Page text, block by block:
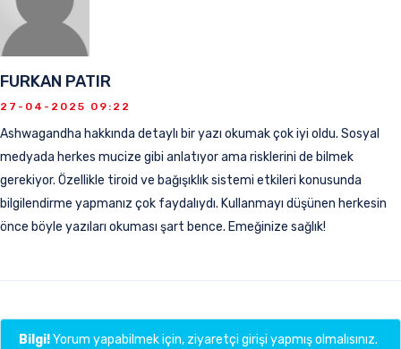
FURKAN PATIR
27-04-2025 09:22
Ashwagandha hakkında detaylı bir yazı okumak çok iyi oldu. Sosyal
medyada herkes mucize gibi anlatıyor ama risklerini de bilmek
gerekiyor. Özellikle tiroid ve bağışıklık sistemi etkileri konusunda
bilgilendirme yapmanız çok faydalıydı. Kullanmayı düşünen herkesin
önce böyle yazıları okuması şart bence. Emeğinize sağlık!
Bilgi!Yorum yapabilmek için, ziyaretçi girişi yapmış olmalısınız.